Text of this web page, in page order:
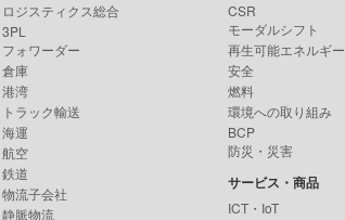
ロジスティクス総合
3PL
フォワーダー
倉庫
港湾
トラック輸送
海運
航空
鉄道
物流子会社
静脈物流
CSR
モーダルシフト
再生可能エネルギー
安全
燃料
環境への取り組み
BCP
防災・災害
サービス・商品
ICT・IoT